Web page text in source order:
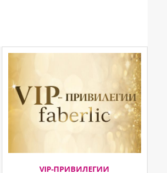
VIP-ПРИВИЛЕГИИ